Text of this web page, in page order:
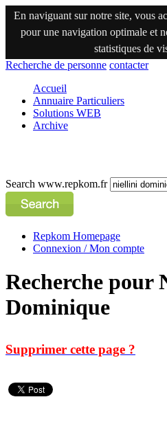
En naviguant sur notre site, vous
pour une navigation optimale et
statistiques de
Recherche de personne contacter
Accueil
Annuaire Particuliers
Solutions WEB
Archive
Search www.repkom.fr
Repkom Homepage
Connexion / Mon compte
Recherche pour
Dominique
Supprimer cette page ?